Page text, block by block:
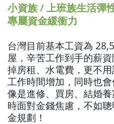
小資族 / 上班族生活彈
專屬資金緩衝力
台灣目前基本工資為
屋，辛苦工作到手的薪
掉房租、水電費，更不
工作時間增加，同時也
像是進修、買房、結婚
時面對金錢焦慮，不如
金規劃！